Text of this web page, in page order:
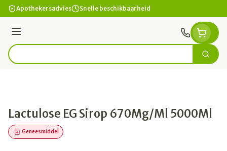
Ga naar de inhoud
Apothekersadvies Snelle beschikbaarheid
Menu
Product, merk, categorie... Zoek
Lactulose EG Sirop 670Mg/Ml 5000Ml
Geneesmiddel